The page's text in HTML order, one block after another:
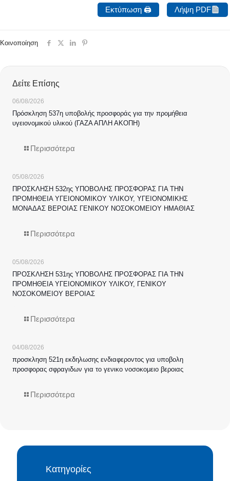
Εκτύπωση 🖨 Λήψη PDF
Κοινοποίηση
Δείτε Επίσης
06/08/2026
Πρόσκληση 537η υποβολής προσφοράς για την προμήθεια
υγειονομικού υλικού (ΓΑΖΑ ΑΠΛΗ ΑΚΟΠΗ)
Περισσότερα
05/08/2026
ΠΡΟΣΚΛΗΣΗ 532ης ΥΠΟΒΟΛΗΣ ΠΡΟΣΦΟΡΑΣ ΓΙΑ ΤΗΝ
ΠΡΟΜΗΘΕΙΑ ΥΓΕΙΟΝΟΜΙΚΟΥ ΥΛΙΚΟΥ, ΥΓΕΙΟΝΟΜΙΚΗΣ
ΜΟΝΑΔΑΣ ΒΕΡΟΙΑΣ ΓΕΝΙΚΟΥ ΝΟΣΟΚΟΜΕΙΟΥ ΗΜΑΘΙΑΣ
Περισσότερα
05/08/2026
ΠΡΟΣΚΛΗΣΗ 531ης ΥΠΟΒΟΛΗΣ ΠΡΟΣΦΟΡΑΣ ΓΙΑ ΤΗΝ
ΠΡΟΜΗΘΕΙΑ ΥΓΕΙΟΝΟΜΙΚΟΥ ΥΛΙΚΟΥ, ΓΕΝΙΚΟΥ
ΝΟΣΟΚΟΜΕΙΟΥ ΒΕΡΟΙΑΣ
Περισσότερα
04/08/2026
προσκληση 521η εκδηλωσης ενδιαφεροντος για υποβολη
προσφορας σφραγιδων για το γενικο νοσοκομειο βεροιας
Περισσότερα
Κατηγορίες